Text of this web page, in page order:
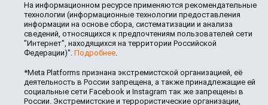
На информационном ресурсе применяются рекомендательные
технологии (информационные технологии предоставления
информации на основе сбора, систематизации и анализа
сведений, относящихся к предпочтениям пользователей сети
"Интернет", находящихся на территории Российской
Федерации)". Подробнее.
*Meta Platforms признана экстремистской организацией, её
деятельность в России запрещена, а также принадлежащие ей
социальные сети Facebook и Instagram так же запрещены в
России. Экстремистские и террористические организации,